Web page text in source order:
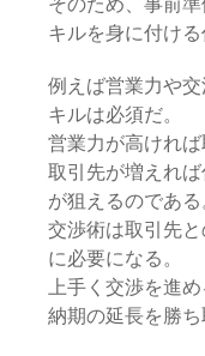
キルを身に付ける
例えば営業力や
キルは必須だ。
営業力が高ければ
取引先が増えれ
が狙えるのである
交渉術は取引先
に必要になる。
上手く交渉を進
納期の延長を勝ち